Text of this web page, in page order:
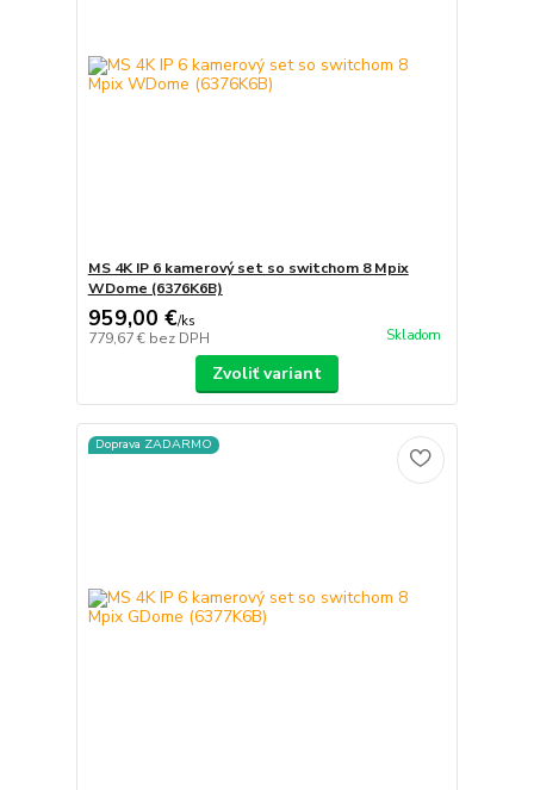
MS 4K IP 6 kamerový set so switchom 8 Mpix
WDome (6376K6B)
959,00 €/ks
779,67 € bez DPH Skladom
Zvoliť variant
Doprava ZADARMO